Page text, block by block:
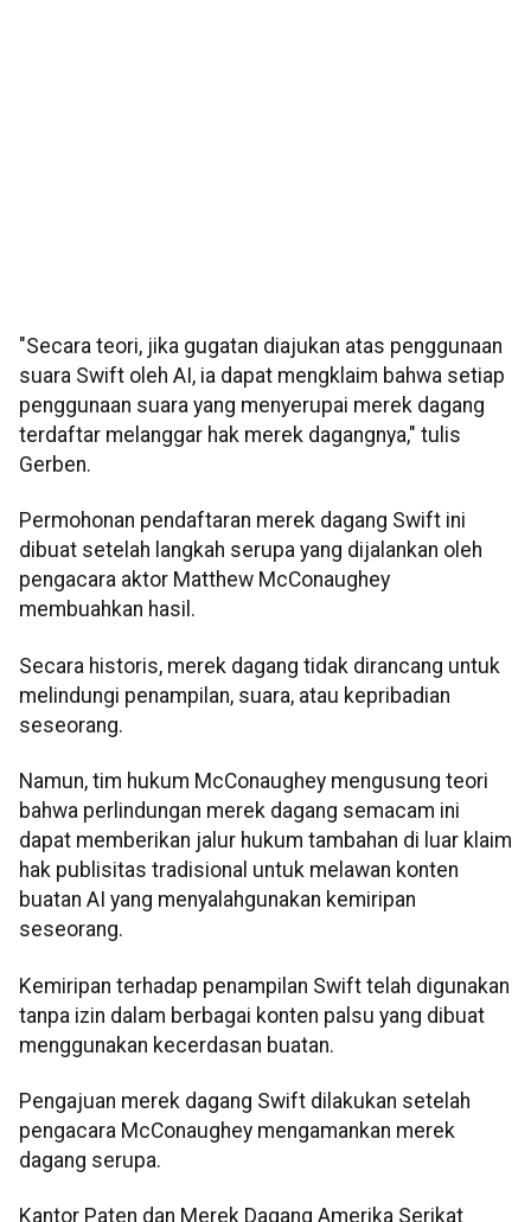
"Secara teori, jika gugatan diajukan atas penggunaan
suara Swift oleh AI, ia dapat mengklaim bahwa setiap
penggunaan suara yang menyerupai merek dagang
terdaftar melanggar hak merek dagangnya," tulis
Gerben.
Permohonan pendaftaran merek dagang Swift ini
dibuat setelah langkah serupa yang dijalankan oleh
pengacara aktor Matthew McConaughey
membuahkan hasil.
Secara historis, merek dagang tidak dirancang untuk
melindungi penampilan, suara, atau kepribadian
seseorang.
Namun, tim hukum McConaughey mengusung teori
bahwa perlindungan merek dagang semacam ini
dapat memberikan jalur hukum tambahan di luar klaim
hak publisitas tradisional untuk melawan konten
buatan AI yang menyalahgunakan kemiripan
seseorang.
Kemiripan terhadap penampilan Swift telah digunakan
tanpa izin dalam berbagai konten palsu yang dibuat
menggunakan kecerdasan buatan.
Pengajuan merek dagang Swift dilakukan setelah
pengacara McConaughey mengamankan merek
dagang serupa.
Kantor Paten dan Merek Dagang Amerika Serikat